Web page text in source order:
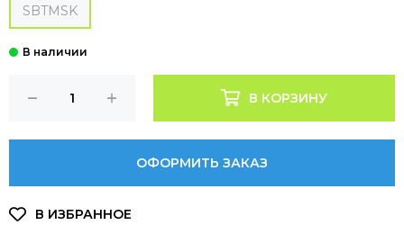
SBTMSK
В КОРЗИНУ
ОФОРМИТЬ ЗАКАЗ